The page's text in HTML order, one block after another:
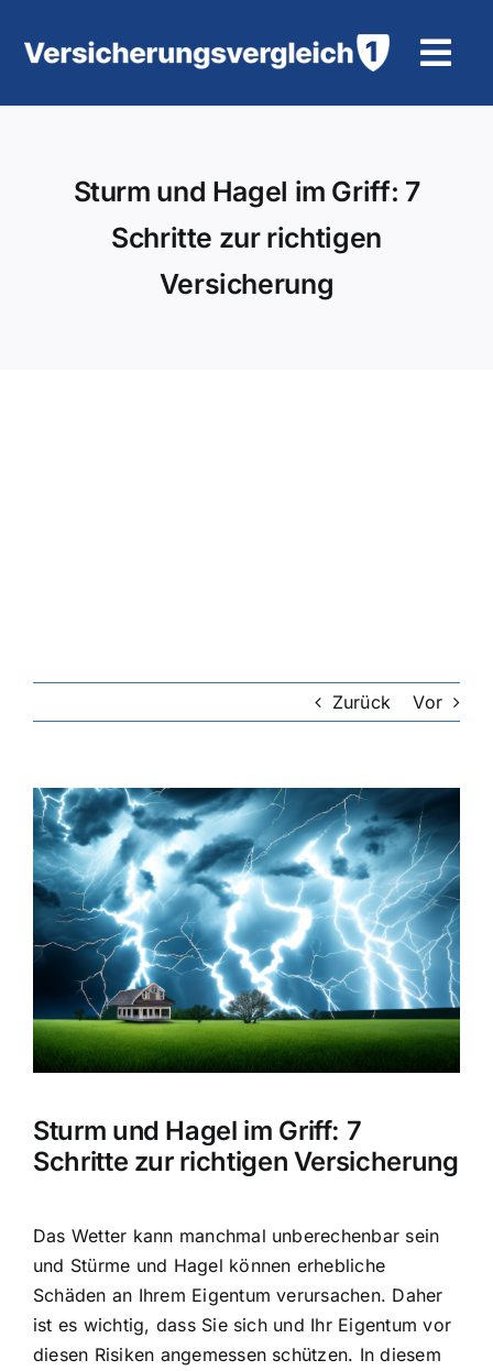
Inhalt
KFZ-Versicherung
Lebensversicherung
Hundekrankenversicherung
Hausratversicherung
Berufsunfähigkeitsversicherung
Weitere Tarifvergleiche
Sturm und Hagel im Griff: 7
Schritte zur richtigen
Versicherung
Zurück Vor
Zeige
grösseres
Bild
Sturm und Hagel im Griff: 7
Schritte zur richtigen Versicherung
Das Wetter kann manchmal unberechenbar sein
und Stürme und Hagel können erhebliche
Schäden an Ihrem Eigentum verursachen. Daher
ist es wichtig, dass Sie sich und Ihr Eigentum vor
diesen Risiken angemessen schützen. In diesem